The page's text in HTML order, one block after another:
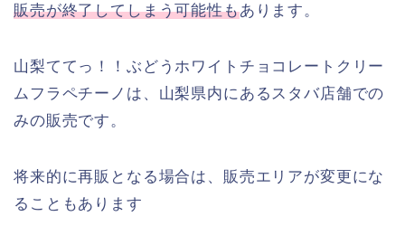
販売が終了してしまう可能性もあります。
山梨ててっ！！ぶどうホワイトチョコレートクリー
ムフラペチーノは、山梨県内にあるスタバ店舗での
みの販売です。
将来的に再販となる場合は、販売エリアが変更にな
ることもあります